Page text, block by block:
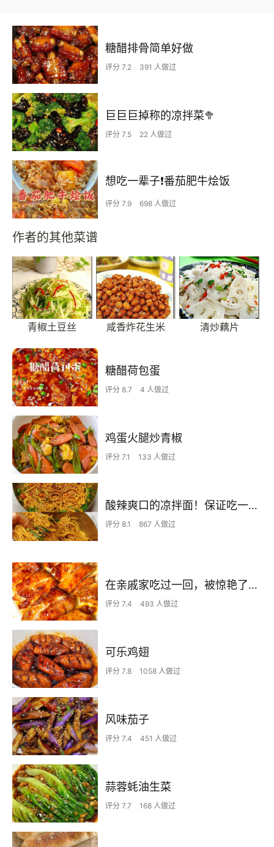
糖醋排骨简单好做
评分 7.2 391 人做过
巨巨巨掉称的凉拌菜🥦
评分 7.5 22 人做过
想吃一辈子❗️番茄肥牛烩饭
评分 7.9 698 人做过
作者的其他菜谱
青椒土豆丝 咸香炸花生米 清炒藕片
糖醋荷包蛋
评分 8.7 4 人做过
鸡蛋火腿炒青椒
评分 7.1 133 人做过
酸辣爽口的凉拌面！保证吃一次就上瘾
评分 8.1 867 人做过
在亲戚家吃过一回，被惊艳了…
评分 7.4 493 人做过
可乐鸡翅
评分 7.8 1058 人做过
风味茄子
评分 7.4 451 人做过
蒜蓉蚝油生菜
评分 7.7 168 人做过